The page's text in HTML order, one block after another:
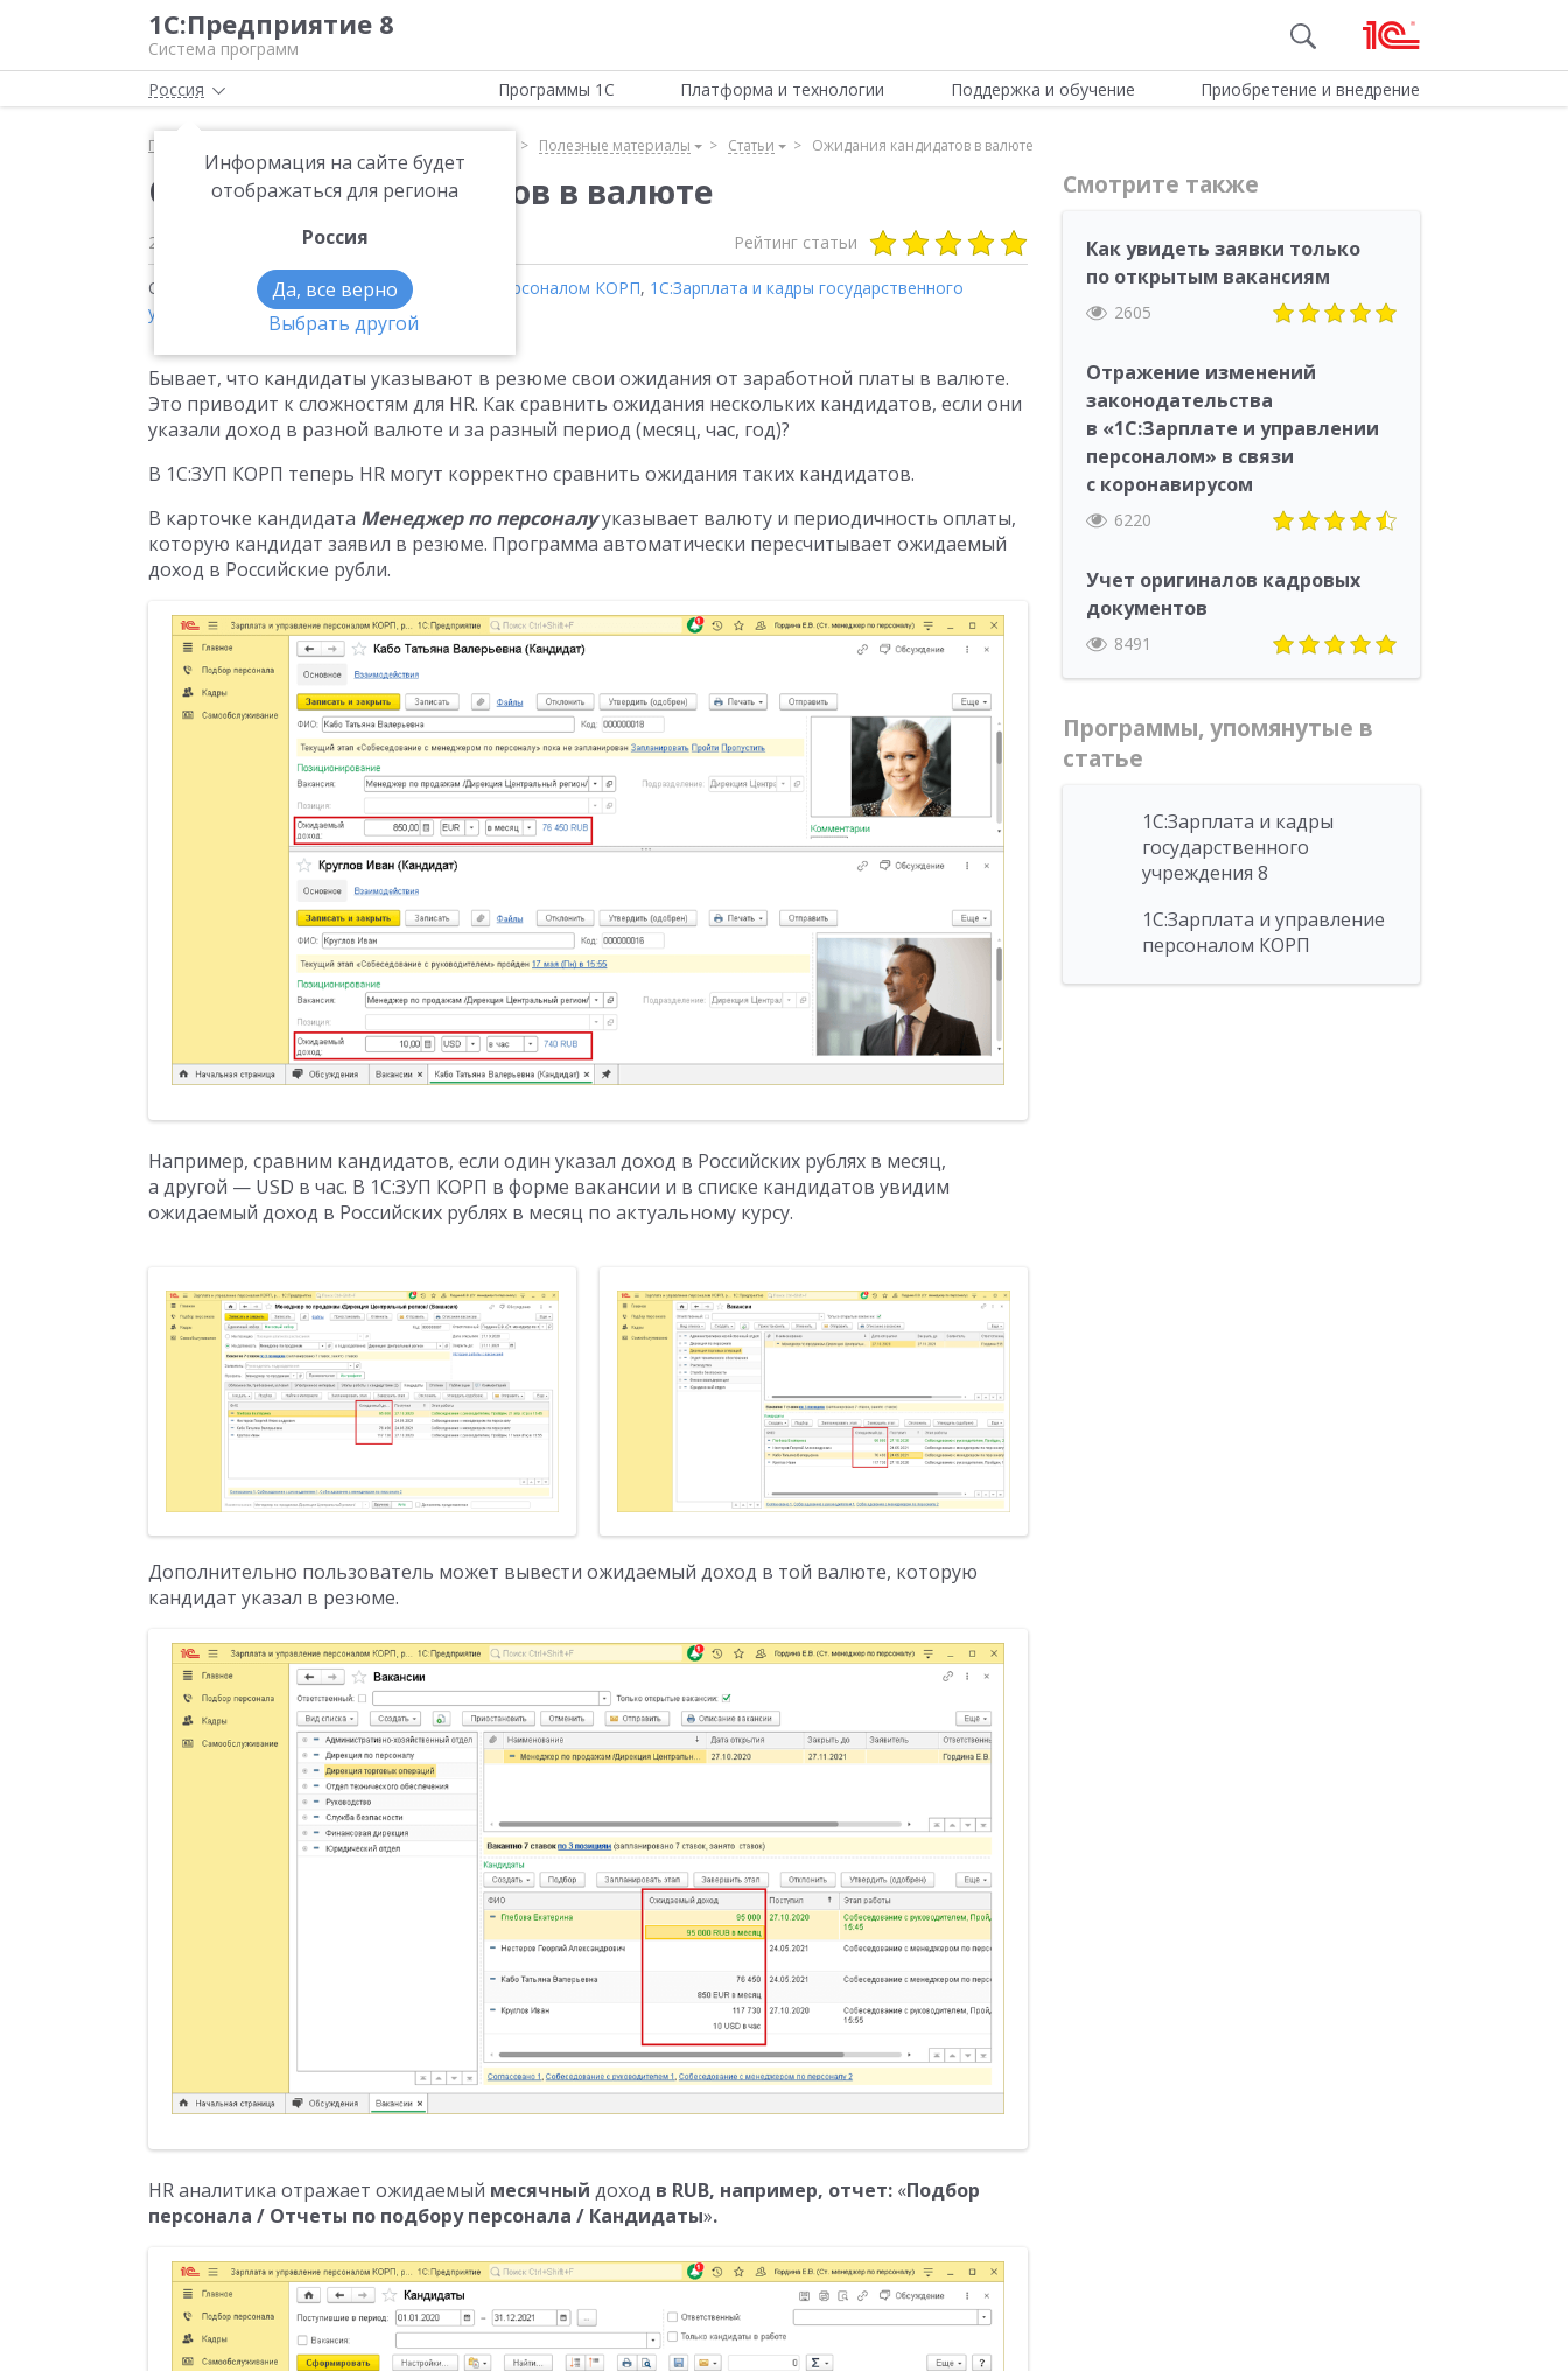
1С:Предприятие 8
Система программ
Россия
Информация на сайте будет
отображаться для региона
Россия
Да, все верно
Выбрать другой
Программы 1С Платформа и технологии Поддержка и обучение Приобретение и внедрение
Главная Полезные материалы Статьи Ожидания кандидатов в валюте
Ожидания кандидатов в валюте
27 декабря 2021 2058 Рейтинг статьи
Статьи на тему:1С:Зарплата и управление персоналом КОРП, 1С:Зарплата и кадры государственного
учреждения 8
,Подбор персонала
Бывает, что кандидаты указывают в резюме свои ожидания от заработной платы в валюте.
Это приводит к сложностям для HR. Как сравнить ожидания нескольких кандидатов, если они
указали доход в разной валюте и за разный период (месяц, час, год)?
В 1С:ЗУП КОРП теперь HR могут корректно сравнить ожидания таких кандидатов.
В карточке кандидата Менеджер по персоналууказывает валюту и периодичность оплаты,
которую кандидат заявил в резюме. Программа автоматически пересчитывает ожидаемый
доход в Российские рубли.
Например, сравним кандидатов, если один указал доход в Российских рублях в месяц,
а другой — USD в час. В 1С:ЗУП КОРП в форме вакансии и в списке кандидатов увидим
ожидаемый доход в Российских рублях в месяц по актуальному курсу.
Дополнительно пользователь может вывести ожидаемый доход в той валюте, которую
кандидат указал в резюме.
HR аналитика отражает ожидаемый месячный доход в RUB, например, отчет: «Подбор
персонала / Отчеты по подбору персонала / Кандидаты».
Смотрите также
Как увидеть заявки только
по открытым вакансиям
2605
Отражение изменений
законодательства
в «1С:Зарплате и управлении
персоналом» в связи
с коронавирусом
6220
Учет оригиналов кадровых
документов
8491
Программы, упомянутые в
статье
1С:Зарплата и кадры
государственного
учреждения 8
1С:Зарплата и управление
персоналом КОРП